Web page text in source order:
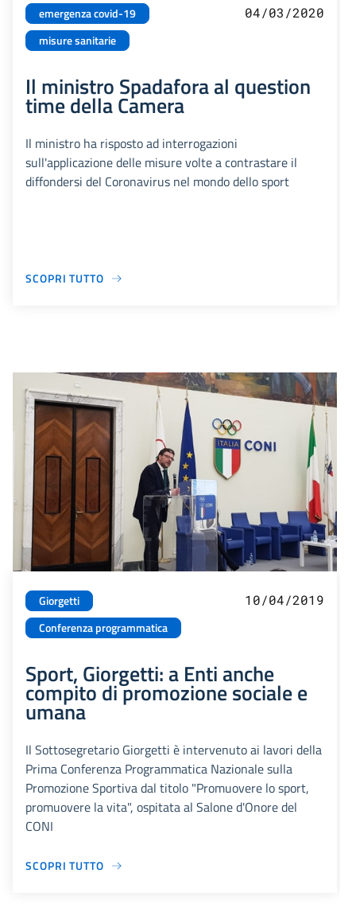
emergenza covid-19
misure sanitarie
04/03/2020
Il ministro Spadafora al question
time della Camera
Il ministro ha risposto ad interrogazioni
sull'applicazione delle misure volte a contrastare il
diffondersi del Coronavirus nel mondo dello sport
SCOPRI TUTTO
Giorgetti
Conferenza programmatica
10/04/2019
Sport, Giorgetti: a Enti anche
compito di promozione sociale e
umana
Il Sottosegretario Giorgetti è intervenuto ai lavori della
Prima Conferenza Programmatica Nazionale sulla
Promozione Sportiva dal titolo "Promuovere lo sport,
promuovere la vita", ospitata al Salone d'Onore del
CONI
SCOPRI TUTTO